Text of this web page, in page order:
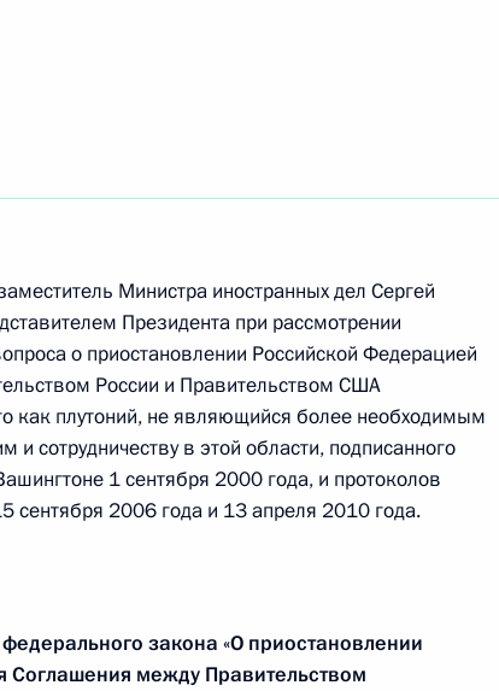
США Дональдом Трампом
США Дональдом Трампом
Министра иностранных дел Сергей
Президента при рассмотрении
о приостановлении Российской Федерацией
России и Правительством США
как плутоний, не являющийся более необходимым
сотрудничеству в этой области, подписанного
1 сентября 2000 года, и протоколов
сентября 2006 года и 13 апреля 2010 года.
закона «О приостановлении
Соглашения между Правительством